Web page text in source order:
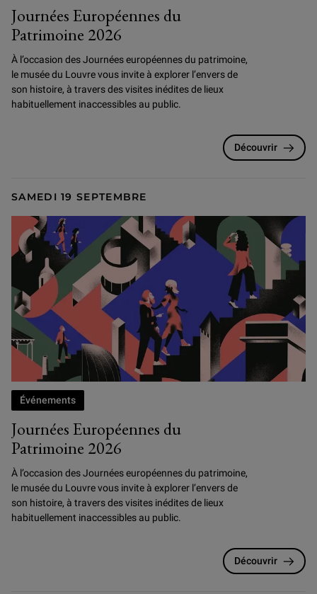
Journées Européennes du
Patrimoine 2026
À l’occasion des Journées européennes du patrimoine,
le musée du Louvre vous invite à explorer l’envers de
son histoire, à travers des visites inédites de lieux
habituellement inaccessibles au public.
Découvrir
SAMEDI 19 SEPTEMBRE
Journées Européennes du
Patrimoine 2026
Événements
À l’occasion des Journées européennes du patrimoine,
le musée du Louvre vous invite à explorer l’envers de
son histoire, à travers des visites inédites de lieux
habituellement inaccessibles au public.
Découvrir